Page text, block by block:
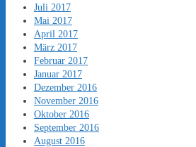
Juli 2017
Mai 2017
April 2017
März 2017
Februar 2017
Januar 2017
Dezember 2016
November 2016
Oktober 2016
September 2016
August 2016